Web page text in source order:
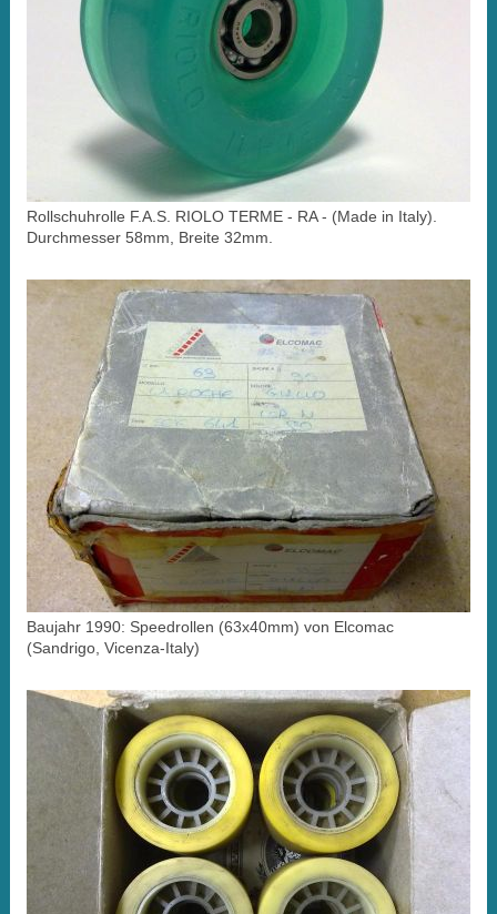
Rollschuhrolle F.A.S. RIOLO TERME - RA - (Made in Italy).
Durchmesser 58mm, Breite 32mm.
Baujahr 1990: Speedrollen (63x40mm) von Elcomac
(Sandrigo, Vicenza-Italy)